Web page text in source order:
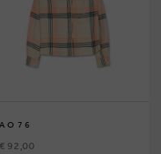
AO76
€ 92,00